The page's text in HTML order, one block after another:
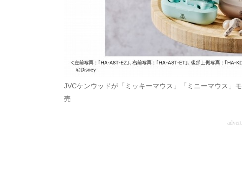
JVCケンウッドが「ミッキーマウス」「ミニーマウス」
売